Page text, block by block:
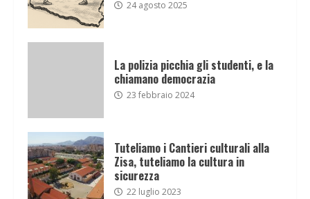
24 agosto 2025
La polizia picchia gli studenti, e la
chiamano democrazia
23 febbraio 2024
Tuteliamo i Cantieri culturali alla
Zisa, tuteliamo la cultura in
sicurezza
22 luglio 2023